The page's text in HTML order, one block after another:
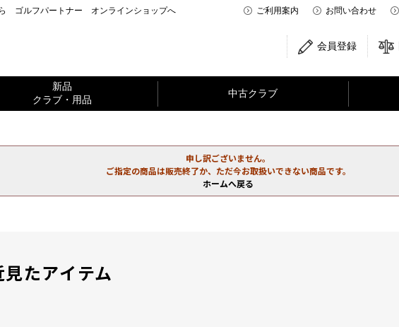
ゴルフパートナー オンラインショップへ ご利用案内 お問い合わせ
会員登録
新品
クラブ・用品
中古クラブ
申し訳ございません。
ご指定の商品は販売終了か、ただ今お取扱いできない商品です。
ホームへ戻る
見たアイテム